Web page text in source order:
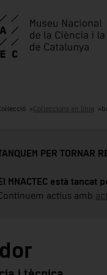
Col·leccions en línia
PER TORNAR
MNACTEC està tancat
actius amb